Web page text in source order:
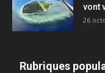
vont
26
Rubriques